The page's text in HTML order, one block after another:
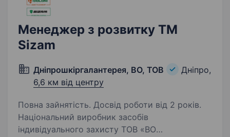
Менеджер з розвитку ТМ
Sizam
Дніпрошкіргалантерея, ВО, ТОВ
Дніпро,
6,6 км від центру
Повна зайнятість. Досвід роботи від 2 років.
Національний виробник засобів
індивідуального захисту ТОВ «ВО